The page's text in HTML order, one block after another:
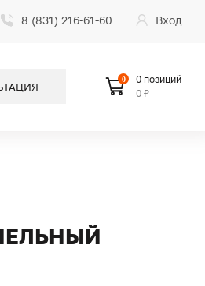
8 (831) 216-61-60 Вход
0
0 позиций
0 ₽